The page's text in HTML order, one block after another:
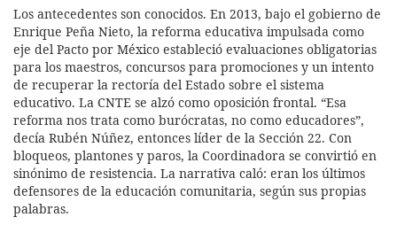
Los antecedentes son conocidos. En 2013, bajo el gobierno de
Enrique Peña Nieto, la reforma educativa impulsada como
eje del Pacto por México estableció evaluaciones obligatorias
para los maestros, concursos para promociones y un intento
de recuperar la rectoría del Estado sobre el sistema
educativo. La CNTE se alzó como oposición frontal. “Esa
reforma nos trata como burócratas, no como educadores”,
decía Rubén Núñez, entonces líder de la Sección 22. Con
bloqueos, plantones y paros, la Coordinadora se convirtió en
sinónimo de resistencia. La narrativa caló: eran los últimos
defensores de la educación comunitaria, según sus propias
palabras.